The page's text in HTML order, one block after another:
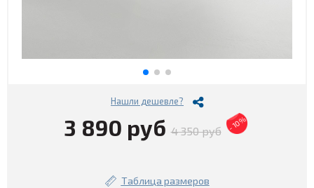
Нашли дешевле?
3 890 руб 4 350 руб - 10%
Таблица размеров